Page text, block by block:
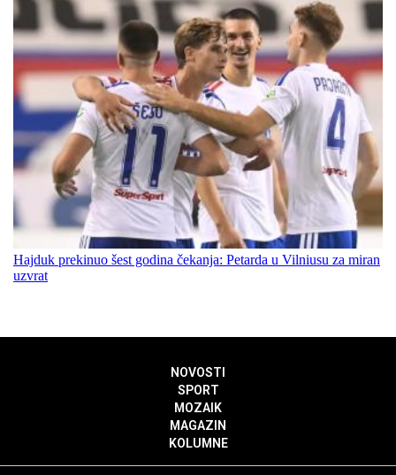
Hajduk prekinuo šest godina čekanja: Petarda u Vilniusu za miran
uzvrat
NOVOSTI
SPORT
MOZAIK
MAGAZIN
KOLUMNE